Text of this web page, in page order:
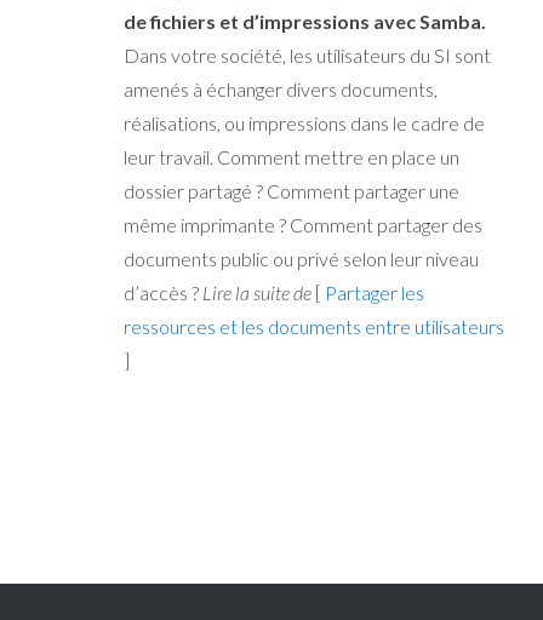
de fichiers et d’impressions avec Samba.
Dans votre société, les utilisateurs du SI sont
amenés à échanger divers documents,
réalisations, ou impressions dans le cadre de
leur travail. Comment mettre en place un
dossier partagé ? Comment partager une
même imprimante ? Comment partager des
documents public ou privé selon leur niveau
d’accès ? Lire la suite de [ Partager les
ressources et les documents entre utilisateurs
]